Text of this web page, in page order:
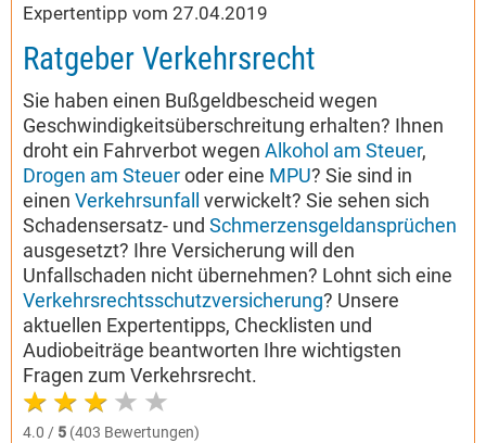
Expertentipp vom 27.04.2019
Ratgeber Verkehrsrecht
Sie haben einen Bußgeldbescheid wegen
Geschwindigkeitsüberschreitung erhalten? Ihnen
droht ein Fahrverbot wegen Alkohol am Steuer,
Drogen am Steueroder eine MPU? Sie sind in
einen Verkehrsunfall
verwickelt? Sie sehen sich
Schadensersatz- und Schmerzensgeldansprüchen
ausgesetzt? Ihre Versicherung will den
Unfallschaden nicht übernehmen? Lohnt sich eine
Verkehrsrechtsschutzversicherung? Unsere
aktuellen Expertentipps, Checklisten und
Audiobeiträge beantworten Ihre wichtigsten
Fragen zum Verkehrsrecht.
4.0 / 5 (403 Bewertungen)